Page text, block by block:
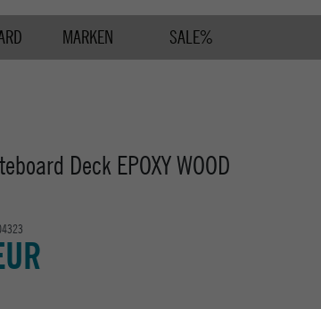
MARKEN SALE%
Deck EPOXY WOOD